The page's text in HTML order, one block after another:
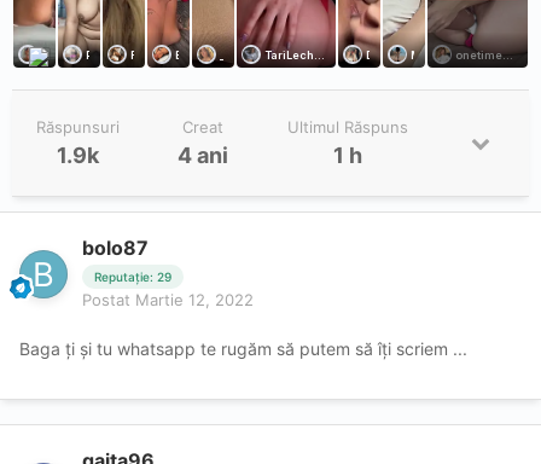
Răspunsuri
1.9k
Creat
4 ani
Ultimul Răspuns
1 h
bolo87
Reputație: 29
Postat Martie 12, 2022
Baga ți și tu whatsapp te rugăm să putem să îți scriem ...